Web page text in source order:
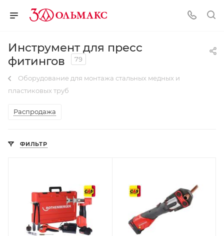
Инструмент для пресс
фитингов
79
Оборудование для монтажа стальных медных и
пластиковых труб
Распродажа
ФИЛЬТР